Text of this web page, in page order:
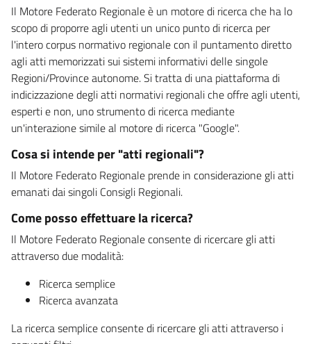
Il Motore Federato Regionale è un motore di ricerca che ha lo
scopo di proporre agli utenti un unico punto di ricerca per
l'intero corpus normativo regionale con il puntamento diretto
agli atti memorizzati sui sistemi informativi delle singole
Regioni/Province autonome. Si tratta di una piattaforma di
indicizzazione degli atti normativi regionali che offre agli utenti,
esperti e non, uno strumento di ricerca mediante
un'interazione simile al motore di ricerca "Google".
Cosa si intende per "atti regionali"?
Il Motore Federato Regionale prende in considerazione gli atti
emanati dai singoli Consigli Regionali.
Come posso effettuare la ricerca?
Il Motore Federato Regionale consente di ricercare gli atti
attraverso due modalità:
Ricerca semplice
Ricerca avanzata
La ricerca semplice consente di ricercare gli atti attraverso i